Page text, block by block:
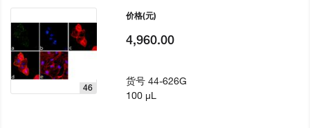
46
价格(元)
4,960.00
货号44-626G
100 µL